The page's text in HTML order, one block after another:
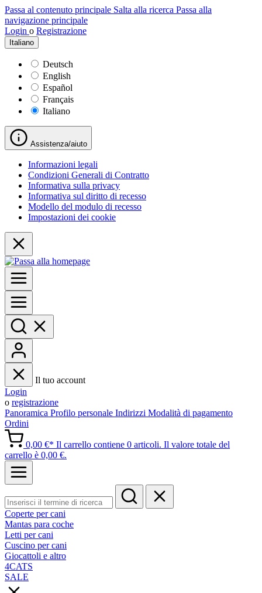
Passa al contenuto principale Salta alla ricerca Passa alla
navigazione principale
Login o Registrazione
Italiano
Deutsch
English
Español
Français
Italiano
Assistenza/aiuto
Informazioni legali
Condizioni Generali di Contratto
Informativa sulla privacy
Informativa sul diritto di recesso
Modello del modulo di recesso
Impostazioni dei cookie
Il tuo account
Login
o registrazione
Panoramica Profilo personale Indirizzi Modalità di pagamento
Ordini
0,00 €* Il carrello contiene 0 articoli. Il valore totale del
carrello è 0,00 €.
Coperte per cani
Mantas para coche
Letti per cani
Cuscino per cani
Giocattoli e altro
4CATS
SALE